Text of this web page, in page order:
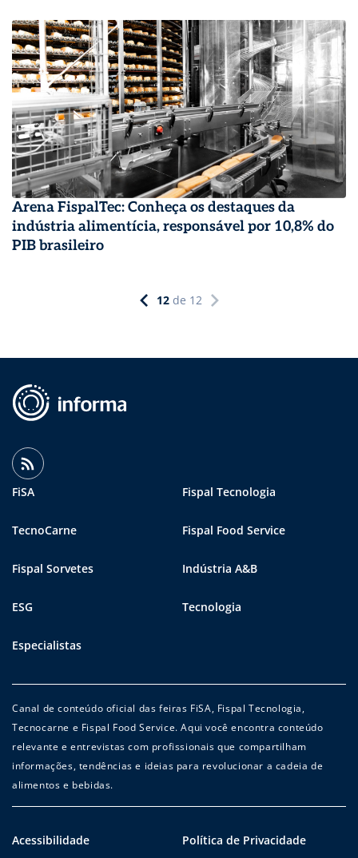
Arena FispalTec: Conheça os destaques da
indústria alimentícia, responsável por 10,8% do
PIB brasileiro
12 de 12
FiSA Fispal Tecnologia
TecnoCarne Fispal Food Service
Fispal Sorvetes Indústria A&B
ESG Tecnologia
Especialistas
Canal de conteúdo oficial das feiras FiSA, Fispal Tecnologia,
Tecnocarne e Fispal Food Service. Aqui você encontra conteúdo
relevante e entrevistas com profissionais que compartilham
informações, tendências e ideias para revolucionar a cadeia de
alimentos e bebidas.
Acessibilidade Política de Privacidade